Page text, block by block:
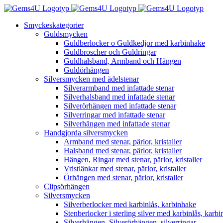
Fortsätt
innehålletSmyckeskategorier
Guldsmycken
Guldberlocker o Guldkedjor med karbinhake
Guldbroscher och Guldringar
Guldhalsband, Armband och Hängen
Guldörhängen
Silversmycken med ädelstenar
Silverarmband med infattade stenar
Silverhalsband med infattade stenar
Silverörhängen med infattade stenar
Silverringar med infattade stenar
Silverhängen med infattade stenar
Handgjorda silversmycken
Armband med stenar, pärlor, kristaller
Halsband med stenar, pärlor, kristaller
Hängen, Ringar med stenar, pärlor, kristaller
Vristlänkar med stenar, pärlor, kristaller
Örhängen med stenar, pärlor, kristaller
Clipsörhängen
Silversmycken
Silverberlocker med karbinlås, karbinhake
Stenberlocker i sterling silver med karbinlås,